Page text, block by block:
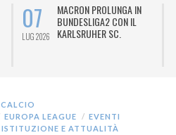
07
LUG 2026
MACRON PROLUNGA IN
BUNDESLIGA2 CON IL
KARLSRUHER SC.
CALCIO
EUROPA LEAGUE
EVENTI
ISTITUZIONE E ATTUALITÀ